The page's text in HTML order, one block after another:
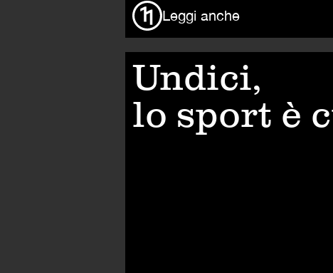
Leggi anche
Undici,
lo sport è